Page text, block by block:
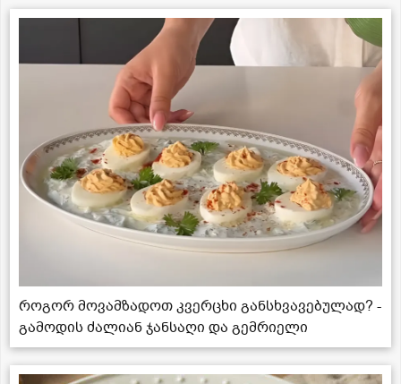
როგორ მოვამზადოთ კვერცხი განსხვავებულად? -
გამოდის ძალიან ჯანსაღი და გემრიელი